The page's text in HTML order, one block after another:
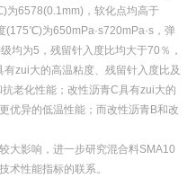
为6578(0.1mm)，软化点均高于
为650mPa·s720mPa·s，弹
均为5，残留针入度比均大于70％，
zui大的高温粘度、残留针入度比及
老化性能；改性沥青C具有zui大的
优异的低温性能；而改性沥青B和改
大影响，进一步研究混合料SMA10
术性能指标的联系。